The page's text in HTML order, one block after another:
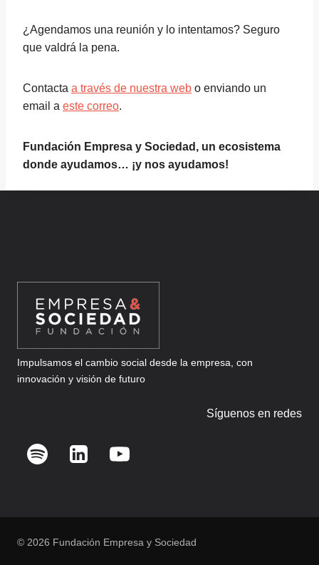
¿Agendamos una reunión y lo intentamos? Seguro
que valdrá la pena.
Contacta a través de nuestra web o enviando un
email a este correo.
Fundación Empresa y Sociedad, un ecosistema
donde ayudamos… ¡y nos ayudamos!
Impulsamos el cambio social desde la empresa, con
innovación y visión de futuro
Síguenos en redes
© 2026 Fundación Empresa y Sociedad